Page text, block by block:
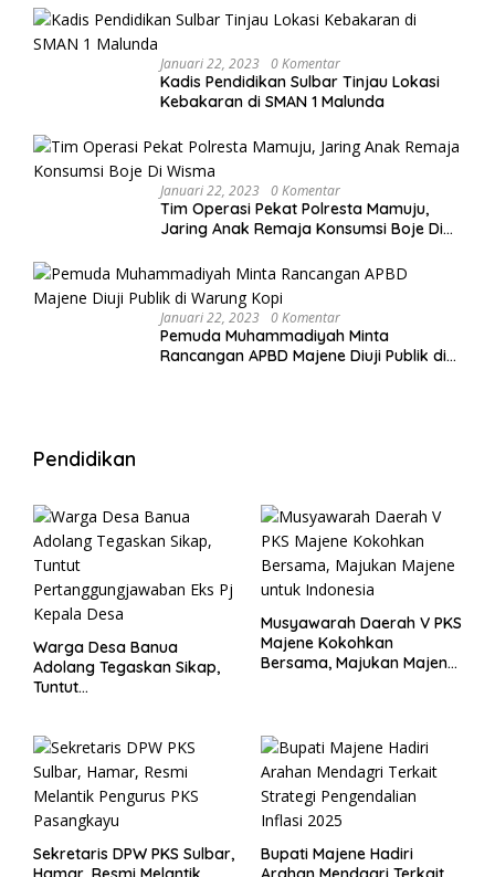
Januari 22, 2023 0 Komentar
Kadis Pendidikan Sulbar Tinjau Lokasi
Kebakaran di SMAN 1 Malunda
Januari 22, 2023 0 Komentar
Tim Operasi Pekat Polresta Mamuju,
Jaring Anak Remaja Konsumsi Boje Di
Januari 22, 2023 0 Komentar
Pemuda Muhammadiyah Minta
Rancangan APBD Majene Diuji Publik di
Pendidikan
Warga Desa Banua
Adolang Tegaskan Sikap,
Tuntut
Musyawarah Daerah V PKS
Majene Kokohkan
Bersama, Majukan Majene
Sekretaris DPW PKS Sulbar,
Bupati Majene Hadiri